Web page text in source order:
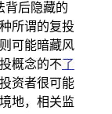
背后隐藏的
所谓的复投
可能暗藏风
概念的不了
资者很可能
地，相关监